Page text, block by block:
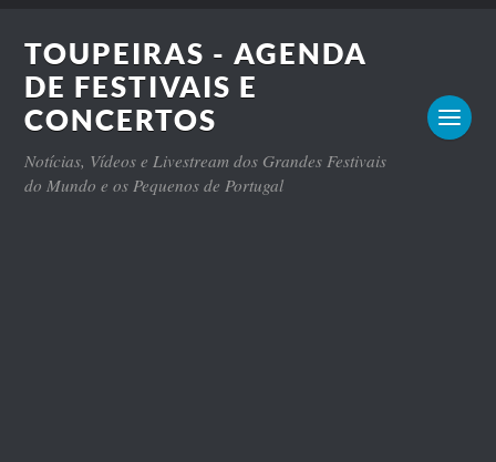
TOUPEIRAS - AGENDA
DE FESTIVAIS E
CONCERTOS
Notícias, Vídeos e Livestream dos Grandes Festivais
do Mundo e os Pequenos de Portugal